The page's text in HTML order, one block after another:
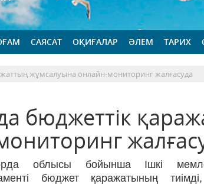
САЯСАТ ОҚИҒАЛАР ӘЛЕМ ТАРИХ
жұмсалуына онлайн-мониторинг жалғасуда
бюджеттік
облысы бойынша Ішкі
бюджет қаражатының